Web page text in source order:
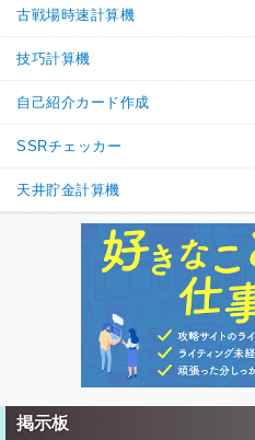
掲示板
古戦場時速計算機
技巧計算機
自己紹介カード作成
SSRチェッカー
天井貯金計算機